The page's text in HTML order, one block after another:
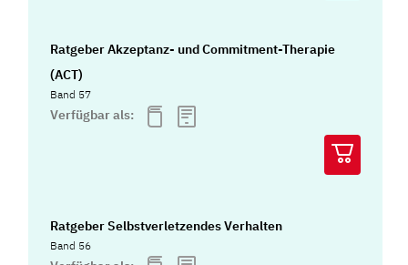
Ratgeber Akzeptanz- und Commitment-Therapie
(ACT)
Band 57
Verfügbar als:
Ratgeber Selbstverletzendes Verhalten
Band 56